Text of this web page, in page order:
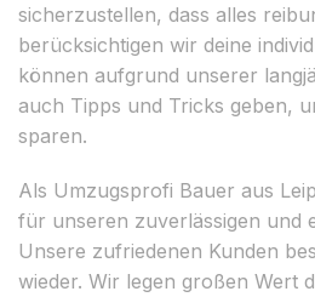
sicherzustellen, dass alles
berücksichtigen wir deine
können aufgrund unserer
auch Tipps und Tricks geben,
sparen.
Als Umzugsprofi Bauer aus
für unseren zuverlässigen und
Unsere zufriedenen Kunden
wieder. Wir legen großen Wert